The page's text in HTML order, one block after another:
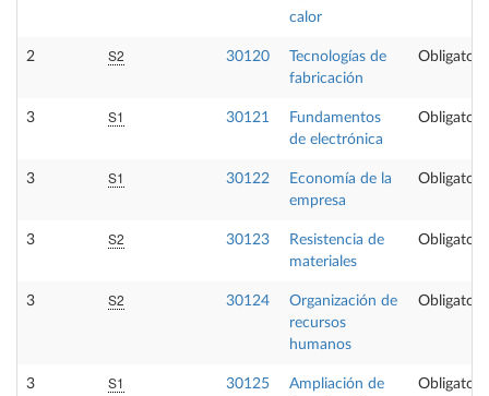
calor
2 S2 30120
Tecnologías de
fabricación
3 S1 30121
Fundamentos
de electrónica
3 S1 30122
Economía de la
empresa
3 S2 30123
Resistencia de
materiales
3 S2 30124
Organización de
recursos
humanos
3 S1 30125
Ampliación de